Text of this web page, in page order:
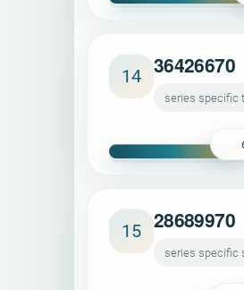
14 36426670
series specific
15 28689970
series specific